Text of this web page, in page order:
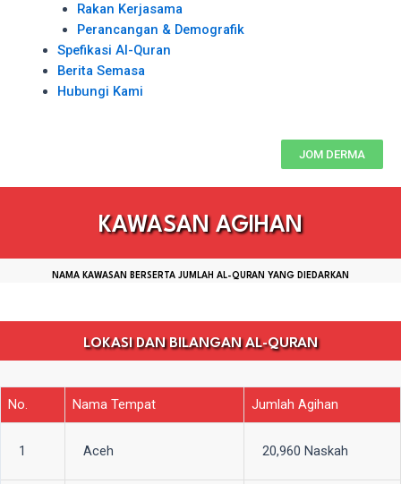
Rakan Kerjasama
Perancangan & Demografik
Spefikasi Al-Quran
Berita Semasa
Hubungi Kami
JOM DERMA
KAWASAN AGIHAN
NAMA KAWASAN BERSERTA JUMLAH AL-QURAN YANG DIEDARKAN
LOKASI DAN BILANGAN AL-QURAN
No. Nama Tempat Jumlah Agihan
1 Aceh 20,960 Naskah